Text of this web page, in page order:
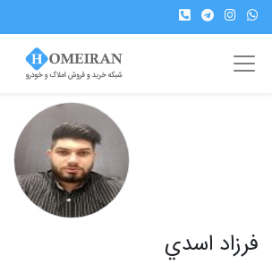
فرزاد اسدي